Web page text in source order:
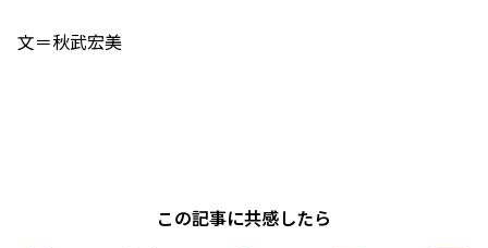
文＝秋武宏美
この記事に共感したら